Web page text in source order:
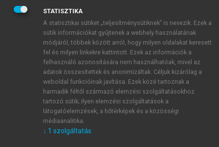
BELÉPÉS SAJÁT FIÓKKAL
ÚJ FIÓK LÉTREHOZÁSA
1 óra díjmentes hozzáférés
E-MAIL-CÍM
STATISZTIKA
A statisztikai sütiket „teljesítménysütiknek” is nevezik. Ezek a
sütik információkat gyűjtenek a webhely használatának
módjáról, többek között arról, hogy milyen oldalakat keresett
fel és milyen linkekre kattintott. Ezek az információk a
felhasználó azonosítására nem használhatóak, mivel az
adatok összesítettek és anonimizáltak. Céljuk kizárólag a
weboldal funkcióinak javítása. Ezek közé tartoznak a
harmadik féltől származó elemzési szolgáltatásokhoz
tartozó sütik; ilyen elemzési szolgáltatások a
látogatóelemzések, a hőtérképek és a közösségi
médiaanalitika.
↓ 1 szolgáltatás